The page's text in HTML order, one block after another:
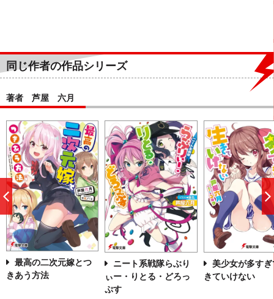
同じ作者の作品シリーズ
著者 芦屋 六月
最高の二次元嫁とつ
きあう方法
ニート系戦隊らぶり
ぃー・りとる・どろっ
ぷす
美少女が多すぎ
きていけない
前
へ